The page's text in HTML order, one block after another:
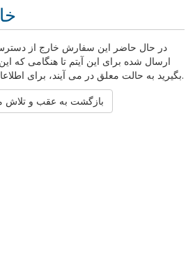
در حال حاضر این سفارش خارج از
ارسال شده برای این آیتم تا هنگامی که
بگیرید به حالت معلق در می آیند، برای اطلاعات بیشتر با ما تماس بگیرید.
« بازگشت به عقب و تلاش